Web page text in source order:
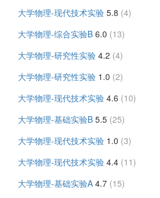
大学物理-现代技术实验 5.8 (4)
大学物理-综合实验B 6.0 (13)
大学物理-研究性实验 4.2 (4)
大学物理-研究性实验 1.0 (2)
大学物理-现代技术实验 4.6 (10)
大学物理-基础实验B 5.5 (25)
大学物理-现代技术实验 1.0 (3)
大学物理-现代技术实验 4.4 (11)
大学物理-基础实验A 4.7 (15)